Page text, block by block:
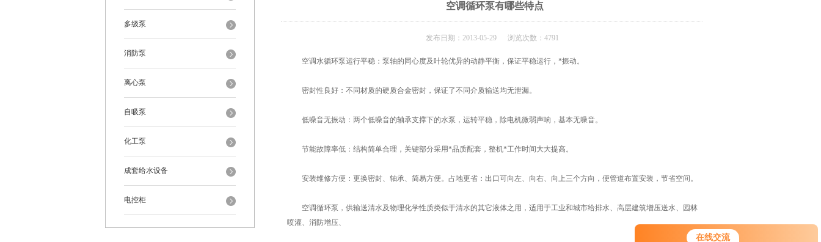
在线交流
多级泵
消防泵
离心泵
自吸泵
化工泵
成套给水设备
电控柜
空调循环泵有哪些特点
发布日期：2013-05-29 浏览次数：4791
空调水循环泵运行平稳：泵轴的同心度及叶轮优异的动静平衡，保证平稳运行，*振动。
密封性良好：不同材质的硬质合金密封，保证了不同介质输送均无泄漏。
低噪音无振动：两个低噪音的轴承支撑下的水泵，运转平稳，除电机微弱声响，基本无噪音。
节能故障率低：结构简单合理，关键部分采用*品质配套，整机*工作时间大大提高。
安装维修方便：更换密封、轴承、简易方便。占地更省：出口可向左、向右、向上三个方向，便管道布置安装，节省空间。
空调循环泵，供输送清水及物理化学性质类似于清水的其它液体之用，适用于工业和城市给排水、高层建筑增压送水、园林
喷灌、消防增压、